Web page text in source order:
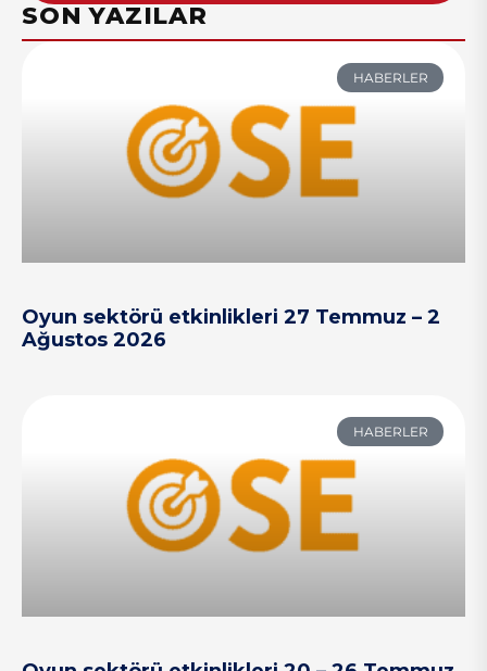
SON YAZILAR
HABERLER
Oyun sektörü etkinlikleri 27 Temmuz – 2
Ağustos 2026
HABERLER